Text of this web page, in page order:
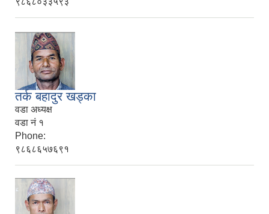
तर्क बहादुर खड्का
वडा अध्यक्ष
वडा नं १
Phone:
९८६८६५७६९१